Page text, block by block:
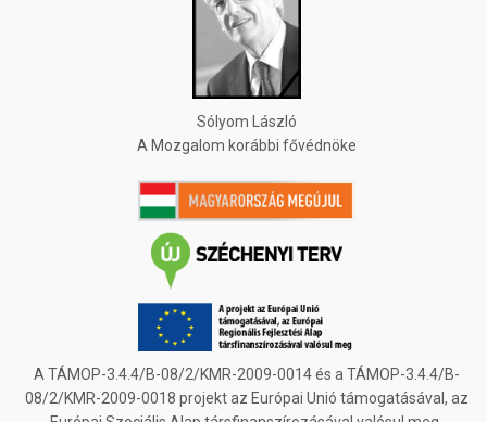
Sólyom László
A Mozgalom korábbi fővédnöke
A TÁMOP-3.4.4/B-08/2/KMR-2009-0014 és a TÁMOP-3.4.4/B-
08/2/KMR-2009-0018 projekt az Európai Unió támogatásával, az